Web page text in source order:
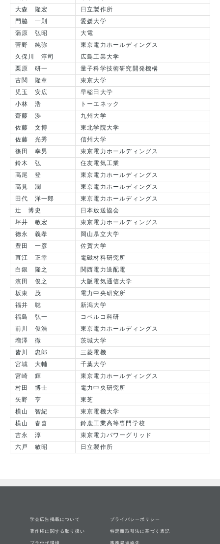
大森 隆宏
日立製作所
門脇 一則
愛媛大学
蒲原 弘昭
大電
菅野 純弥
東京電力ホールディングス
久保川 淳司
広島工業大学
栗原 研一
量子科学技術研究開発機構
古関 隆章
東京大学
児玉 安広
早稲田大学
小林 浩
トーエネック
齋藤 渉
九州大学
佐藤 文博
東北学院大学
佐藤 光秀
信州大学
篠田 幸男
東京電力ホールディングス
鈴木 弘
住友電気工業
高尾 登
東京電力ホールディングス
高見 潤
東京電力ホールディングス
田代 洋一郎
東京電力ホールディングス
辻 博史
日本放送協会
坪井 敏宏
東京電力ホールディングス
徳永 義孝
岡山県立大学
豊田 一彦
佐賀大学
直江 正幸
電磁材料研究所
白銀 隆之
関西電力送配電
濱田 俊之
大阪電気通信大学
坂東 茂
電力中央研究所
福井 聡
新潟大学
福島 弘一
コベルコ科研
前川 俊浩
東京電力ホールディングス
増澤 徹
茨城大学
皆川 忠郎
三菱電機
宮城 大輔
千葉大学
宮崎 輝
東京電力ホールディングス
村田 博士
電力中央研究所
矢野 亨
東芝
横山 智紀
東京電機大学
横山 春喜
鈴鹿工業高等専門学校
吉永 淳
東京電力パワーグリッド
六戸 敏昭
日立製作所
学会広告掲載について プライバシーポリシー
著作権に関する取り扱い 特定商取引法に基づく表記